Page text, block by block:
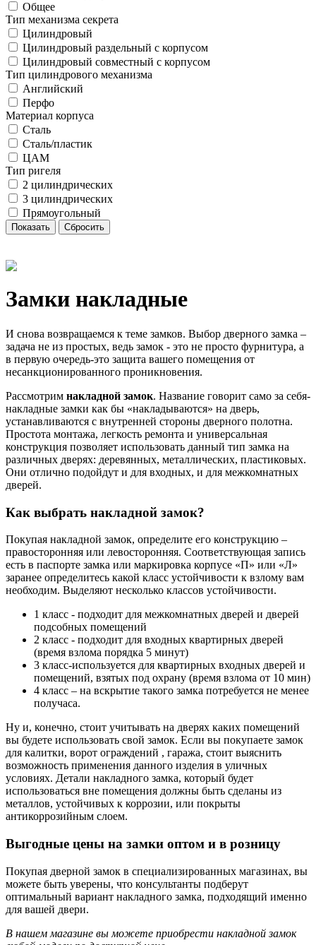
Общее
Тип механизма секрета
Цилиндровый
Цилиндровый раздельный с корпусом
Цилиндровый совместный с корпусом
Тип цилиндрового механизма
Английский
Перфо
Материал корпуса
Сталь
Сталь/пластик
ЦАМ
Тип ригеля
2 цилиндрических
3 цилиндрических
Прямоугольный
Замки накладные
И снова возвращаемся к теме замков. Выбор дверного замка –
задача не из простых, ведь замок - это не просто фурнитура, а
в первую очередь-это защита вашего помещения от
несанкционированного проникновения.
Рассмотрим накладной замок. Название говорит само за себя-
накладные замки как бы «накладываются» на дверь,
устанавливаются с внутренней стороны дверного полотна.
Простота монтажа, легкость ремонта и универсальная
конструкция позволяет использовать данный тип замка на
различных дверях: деревянных, металлических, пластиковых.
Они отлично подойдут и для входных, и для межкомнатных
дверей.
Как выбрать накладной замок?
Покупая накладной замок, определите его конструкцию –
правосторонняя или левосторонняя. Соответствующая запись
есть в паспорте замка или маркировка корпусе «П» или «Л»
заранее определитесь какой класс устойчивости к взлому вам
необходим. Выделяют несколько классов устойчивости.
1 класс - подходит для межкомнатных дверей и дверей
подсобных помещений
2 класс - подходит для входных квартирных дверей
(время взлома порядка 5 минут)
3 класс-используется для квартирных входных дверей и
помещений, взятых под охрану (время взлома от 10 мин)
4 класс – на вскрытие такого замка потребуется не менее
получаса.
Ну и, конечно, стоит учитывать на дверях каких помещений
вы будете использовать свой замок. Если вы покупаете замок
для калитки, ворот ограждений , гаража, стоит выяснить
возможность применения данного изделия в уличных
условиях. Детали накладного замка, который будет
использоваться вне помещения должны быть сделаны из
металлов, устойчивых к коррозии, или покрыты
антикоррозийным слоем.
Выгодные цены на замки оптом и в розницу
Покупая дверной замок в специализированных магазинах, вы
можете быть уверены, что консультанты подберут
оптимальный вариант накладного замка, подходящий именно
для вашей двери.
В нашем магазине вы можете приобрести накладной замок